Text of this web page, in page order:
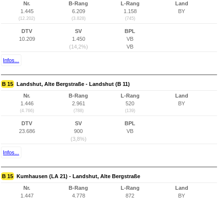
Nr.
1.445
(12.202)
B-Rang
6.209
(3.828)
L-Rang
1.158
(745)
Land
BY
DTV
10.209
SV
1.450
(14,2%)
BPL
VB
VB
Infos...
B 15 Landshut, Alte Bergstraße - Landshut (B 11)
Nr.
1.446
(4.766)
B-Rang
2.961
(788)
L-Rang
520
(139)
Land
BY
DTV
23.686
SV
900
(3,8%)
BPL
VB
Infos...
B 15 Kumhausen (LA 21) - Landshut, Alte Bergstraße
Nr.
1.447
B-Rang
4.778
L-Rang
872
Land
BY